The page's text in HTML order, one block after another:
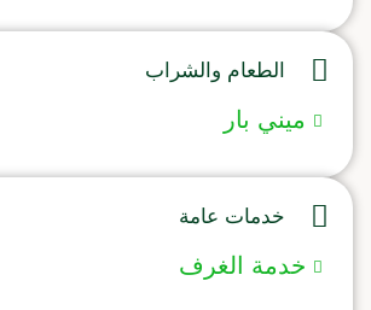
الطعام والشراب
ميني بار
خدمات عامة
خدمة الغرف